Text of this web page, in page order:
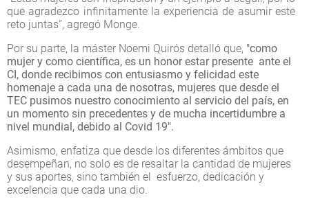
que agradezco infinitamente la experiencia de asumir este
reto juntas”, agregó Monge.
Por su parte, la máster Noemi Quirós detalló que, "como
mujer y como científica, es un honor estar presente ante el
CI, donde recibimos con entusiasmo y felicidad este
homenaje a cada una de nosotras, mujeres que desde el
TEC pusimos nuestro conocimiento al servicio del país, en
un momento sin precedentes y de mucha incertidumbre a
nivel mundial, debido al Covid 19".
Asimismo, enfatiza que desde los diferentes ámbitos que
desempeñan, no solo es de resaltar la cantidad de mujeres
y sus aportes, sino también el esfuerzo, dedicación y
excelencia que cada una dio.